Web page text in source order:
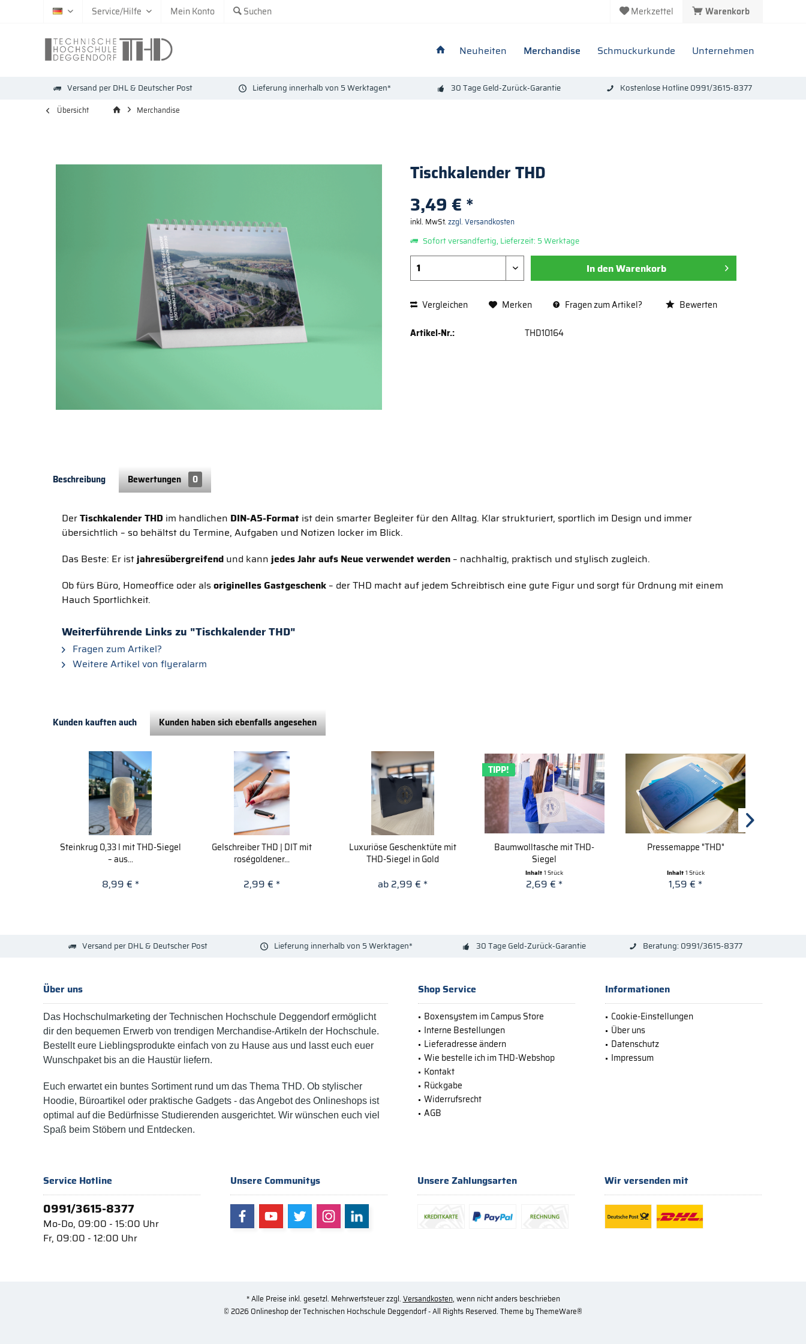
Warenkorb
Merkzettel
Service/Hilfe Mein Konto Suchen
Neuheiten Merchandise Schmuckurkunde Unternehmen
Versand per DHL & Deutscher Post Lieferung innerhalb von 5 Werktagen* 30 Tage Geld-Zurück-Garantie Kostenlose Hotline 0991/3615-8377
Übersicht Merchandise
Tischkalender THD
3,49 € *
inkl. MwSt. zzgl. Versandkosten
Sofort versandfertig, Lieferzeit: 5 Werktage
In denWarenkorb
Vergleichen Merken Fragen zum Artikel? Bewerten
Artikel-Nr.: THD10164
Beschreibung Bewertungen 0
DerTischkalender THD im handlichen DIN-A5-Format ist dein smarter Begleiter für den Alltag. Klar strukturiert, sportlich im Design und immer
übersichtlich – so behältst du Termine, Aufgaben und Notizen locker im Blick.
Das Beste: Er istjahresübergreifend und kannjedes Jahr aufs Neue verwendet werden – nachhaltig, praktisch und stylisch zugleich.
Ob fürs Büro, Homeoffice oder als originelles Gastgeschenk – der THD macht auf jedem Schreibtisch eine gute Figur und sorgt für Ordnung mit einem
Hauch Sportlichkeit.
Weiterführende Links zu "Tischkalender THD"
Fragen zum Artikel?
Weitere Artikel von flyeralarm
Kunden kauften auch Kunden haben sich ebenfalls angesehen
Steinkrug 0,33 l mit THD-Siegel
– aus...
8,99 € *
Gelschreiber THD | DIT mit
roségoldener...
2,99 € *
Luxuriöse Geschenktüte mit
THD-Siegel in Gold
ab 2,99 € *
TIPP!
Baumwolltasche mit THD-
Siegel
Inhalt1 Stück
2,69 € *
Pressemappe "THD"
Inhalt 1 Stück
1,59 € *
Versand per DHL & Deutscher Post Lieferung innerhalb von 5 Werktagen* 30 Tage Geld-Zurück-Garantie Beratung: 0991/3615-8377
Über uns
Das Hochschulmarketing der Technischen Hochschule Deggendorf ermöglicht
dir den bequemen Erwerb von trendigen Merchandise-Artikeln der Hochschule.
Bestellt eure Lieblingsprodukte einfach von zu Hause aus und lasst euch euer
Wunschpaket bis an die Haustür liefern.
Euch erwartet ein buntes Sortiment rund um das Thema THD. Ob stylischer
Hoodie, Büroartikel oder praktische Gadgets - das Angebot des Onlineshops ist
optimal auf die Bedürfnisse Studierenden ausgerichtet. Wir wünschen euch viel
Spaß beim Stöbern und Entdecken.
Shop Service
Boxensystem im Campus Store
Interne Bestellungen
Lieferadresse ändern
Wie bestelle ich im THD-Webshop
Kontakt
Rückgabe
Widerrufsrecht
AGB
Informationen
Cookie-Einstellungen
Über uns
Datenschutz
Impressum
Service Hotline
0991/3615-8377
Mo-Do, 09:00 - 15:00 Uhr
Fr, 09:00 - 12:00 Uhr
Unsere Communitys Unsere Zahlungsarten Wir versenden mit
* Alle Preise inkl. gesetzl. Mehrwertsteuer zzgl. Versandkosten, wenn nicht anders beschrieben
© 2026 Onlineshop der Technischen Hochschule Deggendorf - All Rights Reserved. Theme byThemeWare®